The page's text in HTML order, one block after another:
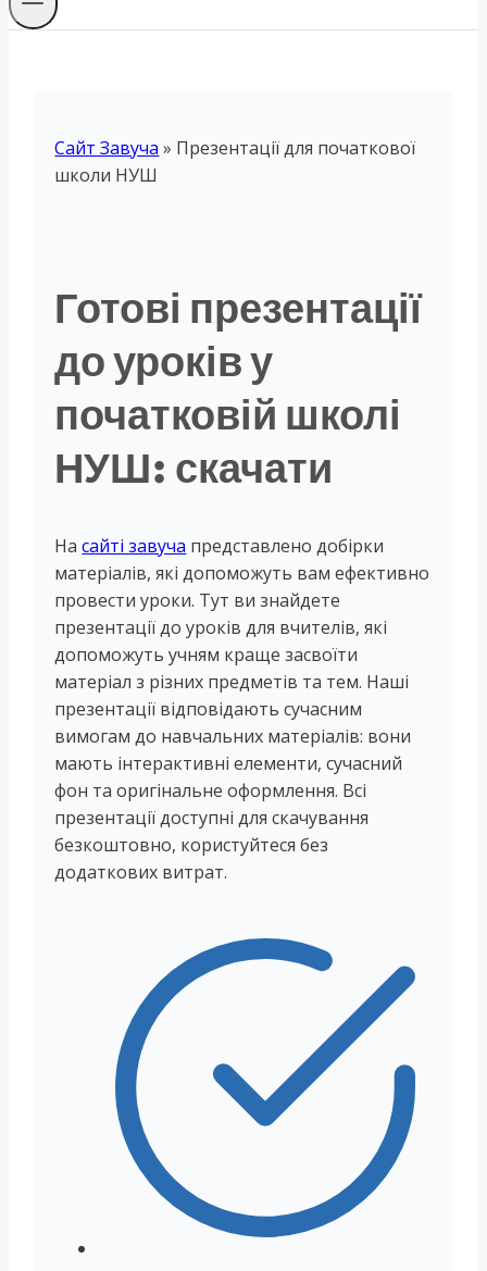
Сайт Завуча » Презентації для початкової
школи НУШ
Готові презентації
до уроків у
початковій школі
НУШ: скачати
Насайті завуча представлено добірки
матеріалів, які допоможуть вам ефективно
провести уроки. Тут ви знайдете
презентації до уроків для вчителів, які
допоможуть учням краще засвоїти
матеріал з різних предметів та тем. Наші
презентації відповідають сучасним
вимогам до навчальних матеріалів: вони
мають інтерактивні елементи, сучасний
фон та оригінальне оформлення. Всі
презентації доступні для скачування
безкоштовно, користуйтеся без
додаткових витрат.